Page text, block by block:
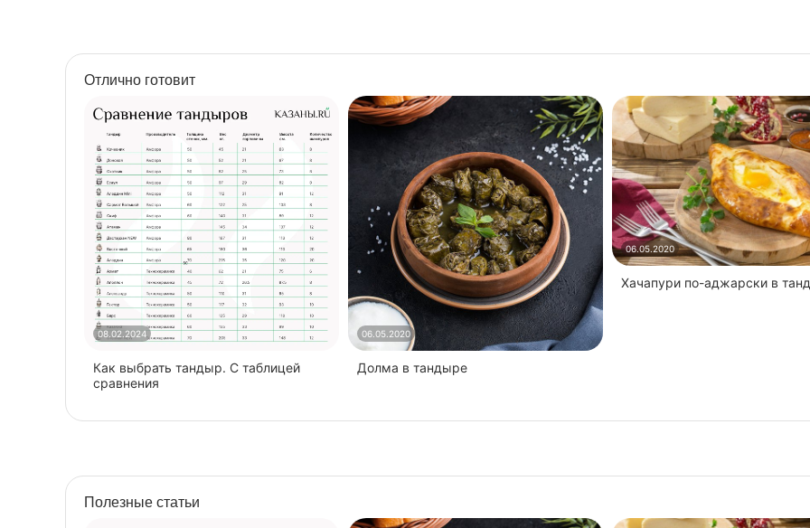
Отлично готовит
08.02.2024
Как выбрать тандыр. С таблицей
сравнения
06.05.2020
​Долма в тандыре
06.05.2020
Хачапури по-аджарски в
Полезные статьи